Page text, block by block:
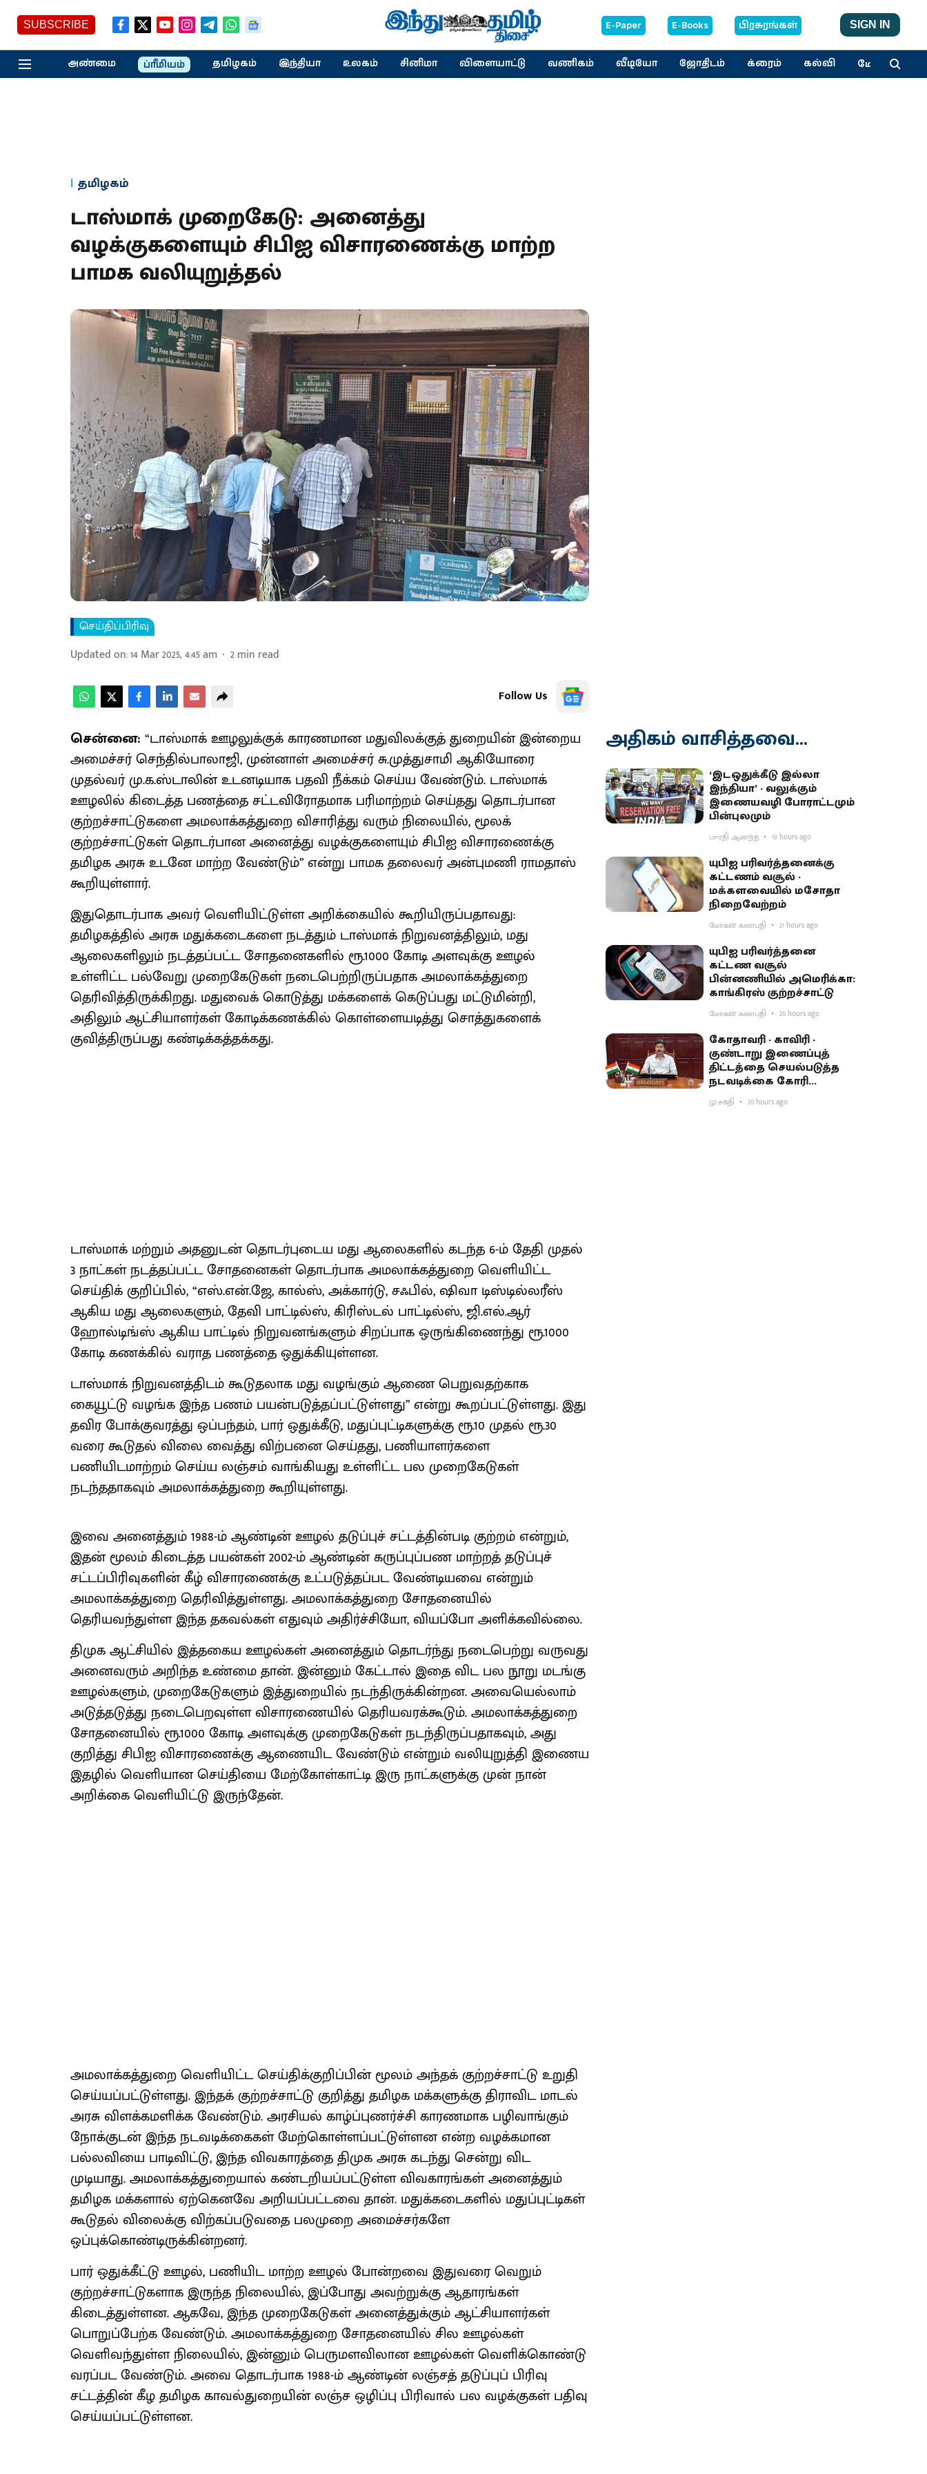
SUBSCRIBE E-Paper E-Books பிரசுரங்கள் SIGN IN
அண்மை ப்ரீமியம் தமிழகம் இந்தியா உலகம் சினிமா விளையாட்டு வணிகம் வீடியோ ஜோதிடம் க்ரைம் கல்வி மேலும்
தமிழகம்
டாஸ்மாக் முறைகேடு: அனைத்து
வழக்குகளையும் சிபிஐ விசாரணைக்கு மாற்ற
பாமக வலியுறுத்தல்
செய்திப்பிரிவு
Updated on:14 Mar 2025, 4:45 am 2min read
Follow Us
சென்னை: “டாஸ்மாக் ஊழலுக்குக் காரணமான மதுவிலக்குத் துறையின் இன்றைய
அமைச்சர் செந்தில்பாலாஜி, முன்னாள் அமைச்சர் சு.முத்துசாமி ஆகியோரை
முதல்வர் மு.க.ஸ்டாலின் உடனடியாக பதவி நீக்கம் செய்ய வேண்டும். டாஸ்மாக்
ஊழலில் கிடைத்த பணத்தை சட்டவிரோதமாக பரிமாற்றம் செய்தது தொடர்பான
குற்றச்சாட்டுகளை அமலாக்கத்துறை விசாரித்து வரும் நிலையில், மூலக்
குற்றச்சாட்டுகள் தொடர்பான அனைத்து வழக்குகளையும் சிபிஐ விசாரணைக்கு
தமிழக அரசு உடனே மாற்ற வேண்டும்” என்று பாமக தலைவர் அன்புமணி ராமதாஸ்
கூறியுள்ளார்.
இதுதொடர்பாக அவர் வெளியிட்டுள்ள அறிக்கையில் கூறியிருப்பதாவது:
தமிழகத்தில் அரசு மதுக்கடைகளை நடத்தும் டாஸ்மாக் நிறுவனத்திலும், மது
ஆலைகளிலும் நடத்தப்பட்ட சோதனைகளில் ரூ.1000 கோடி அளவுக்கு ஊழல்
உள்ளிட்ட பல்வேறு முறைகேடுகள் நடைபெற்றிருப்பதாக அமலாக்கத்துறை
தெரிவித்திருக்கிறது. மதுவைக் கொடுத்து மக்களைக் கெடுப்பது மட்டுமின்றி,
அதிலும் ஆட்சியாளர்கள் கோடிக்கணக்கில் கொள்ளையடித்து சொத்துகளைக்
குவித்திருப்பது கண்டிக்கத்தக்கது.
டாஸ்மாக் மற்றும் அதனுடன் தொடர்புடைய மது ஆலைகளில் கடந்த 6-ம் தேதி முதல்
3 நாட்கள் நடத்தப்பட்ட சோதனைகள் தொடர்பாக அமலாக்கத்துறை வெளியிட்ட
செய்திக் குறிப்பில், “எஸ்.என்.ஜே, கால்ஸ், அக்கார்டு, சஃபில், ஷிவா டிஸ்டில்லரீஸ்
ஆகிய மது ஆலைகளும், தேவி பாட்டில்ஸ், கிரிஸ்டல் பாட்டில்ஸ், ஜி.எல்.ஆர்
ஹோல்டிங்ஸ் ஆகிய பாட்டில் நிறுவனங்களும் சிறப்பாக ஒருங்கிணைந்து ரூ.1000
கோடி கணக்கில் வராத பணத்தை ஒதுக்கியுள்ளன.
டாஸ்மாக் நிறுவனத்திடம் கூடுதலாக மது வழங்கும் ஆணை பெறுவதற்காக
கையூட்டு வழங்க இந்த பணம் பயன்படுத்தப்பட்டுள்ளது” என்று கூறப்பட்டுள்ளது. இது
தவிர போக்குவரத்து ஒப்பந்தம், பார் ஒதுக்கீடு, மதுப்புட்டிகளுக்கு ரூ.10 முதல் ரூ.30
வரை கூடுதல் விலை வைத்து விற்பனை செய்தது, பணியாளர்களை
பணியிடமாற்றம் செய்ய லஞ்சம் வாங்கியது உள்ளிட்ட பல முறைகேடுகள்
நடந்ததாகவும் அமலாக்கத்துறை கூறியுள்ளது.
இவை அனைத்தும் 1988-ம் ஆண்டின் ஊழல் தடுப்புச் சட்டத்தின்படி குற்றம் என்றும்,
இதன் மூலம் கிடைத்த பயன்கள் 2002-ம் ஆண்டின் கருப்புப்பண மாற்றத் தடுப்புச்
சட்டப்பிரிவுகளின் கீழ் விசாரணைக்கு உட்படுத்தப்பட வேண்டியவை என்றும்
அமலாக்கத்துறை தெரிவித்துள்ளது. அமலாக்கத்துறை சோதனையில்
தெரியவந்துள்ள இந்த தகவல்கள் எதுவும் அதிர்ச்சியோ, வியப்போ அளிக்கவில்லை.
திமுக ஆட்சியில் இத்தகைய ஊழல்கள் அனைத்தும் தொடர்ந்து நடைபெற்று வருவது
அனைவரும் அறிந்த உண்மை தான். இன்னும் கேட்டால் இதை விட பல நூறு மடங்கு
ஊழல்களும், முறைகேடுகளும் இத்துறையில் நடந்திருக்கின்றன. அவையெல்லாம்
அடுத்தடுத்து நடைபெறவுள்ள விசாரணையில் தெரியவரக்கூடும். அமலாக்கத்துறை
சோதனையில் ரூ.1000 கோடி அளவுக்கு முறைகேடுகள் நடந்திருப்பதாகவும், அது
குறித்து சிபிஐ விசாரணைக்கு ஆணையிட வேண்டும் என்றும் வலியுறுத்தி இணைய
இதழில் வெளியான செய்தியை மேற்கோள்காட்டி இரு நாட்களுக்கு முன் நான்
அறிக்கை வெளியிட்டு இருந்தேன்.
அமலாக்கத்துறை வெளியிட்ட செய்திக்குறிப்பின் மூலம் அந்தக் குற்றச்சாட்டு உறுதி
செய்யப்பட்டுள்ளது. இந்தக் குற்றச்சாட்டு குறித்து தமிழக மக்களுக்கு திராவிட மாடல்
அரசு விளக்கமளிக்க வேண்டும். அரசியல் காழ்ப்புணர்ச்சி காரணமாக பழிவாங்கும்
நோக்குடன் இந்த நடவடிக்கைகள் மேற்கொள்ளப்பட்டுள்ளன என்ற வழக்கமான
பல்லவியை பாடிவிட்டு, இந்த விவகாரத்தை திமுக அரசு கடந்து சென்று விட
முடியாது. அமலாக்கத்துறையால் கண்டறியப்பட்டுள்ள விவகாரங்கள் அனைத்தும்
தமிழக மக்களால் ஏற்கெனவே அறியப்பட்டவை தான். மதுக்கடைகளில் மதுப்புட்டிகள்
கூடுதல் விலைக்கு விற்கப்படுவதை பலமுறை அமைச்சர்களே
ஒப்புக்கொண்டிருக்கின்றனர்.
பார் ஒதுக்கீட்டு ஊழல், பணியிட மாற்ற ஊழல் போன்றவை இதுவரை வெறும்
குற்றச்சாட்டுகளாக இருந்த நிலையில், இப்போது அவற்றுக்கு ஆதாரங்கள்
கிடைத்துள்ளன. ஆகவே, இந்த முறைகேடுகள் அனைத்துக்கும் ஆட்சியாளர்கள்
பொறுப்பேற்க வேண்டும். அமலாக்கத்துறை சோதனையில் சில ஊழல்கள்
வெளிவந்துள்ள நிலையில், இன்னும் பெருமளவிலான ஊழல்கள் வெளிக்கொண்டு
வரப்பட வேண்டும். அவை தொடர்பாக 1988-ம் ஆண்டின் லஞ்சத் தடுப்புப் பிரிவு
சட்டத்தின் கீழ தமிழக காவல்துறையின் லஞ்ச ஒழிப்பு பிரிவால் பல வழக்குகள் பதிவு
செய்யப்பட்டுள்ளன.
அதிகம் வாசித்தவை...
‘இடஒதுக்கீடு இல்லா
இந்தியா’ - வலுக்கும்
இணையவழி போராட்டமும்
பின்புலமும்
பாரதி ஆனந்த் 19 hours ago
யுபிஐ பரிவர்த்தனைக்கு
கட்டணம் வசூல் -
மக்களவையில் மசோதா
நிறைவேற்றம்
மோகன் கணபதி 21 hours ago
யுபிஐ பரிவர்த்தனை
கட்டண வசூல்
பின்னணியில் அமெரிக்கா:
காங்கிரஸ் குற்றச்சாட்டு
மோகன் கணபதி 20 hours ago
கோதாவரி - காவிரி -
குண்டாறு இணைப்புத்
திட்டத்தை செயல்படுத்த
நடவடிக்கை கோரி
பிரதமருக்கு முதல்வர்
விஜய் கடிதம்
மு.சக்தி 20 hours ago